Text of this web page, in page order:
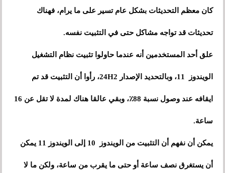
كان معظم التحديثات بشكل عام تسير على ما يرام، فهناك
تحديثات قد تواجه مشاكل حتى في التثبيت نفسه.
علق أحد المستخدمين أنه عندما حاولوا تثبيت نظام التشغيل
الويندوز 11، وبالتحديد الإصدار 24H2، رأوا أن التثبيت قد تم
ايقافه عند وصول نسبة 88٪، وبقي عالقا هناك لمدة لا تقل عن 16
ساعة.
يمكن أن نفهم أن التثبيت من الويندوز 10 إلى الويندوز 11 يمكن
أن يستغرق نصف ساعة أو حتى ما يقرب من ساعة، ولكن ما لا